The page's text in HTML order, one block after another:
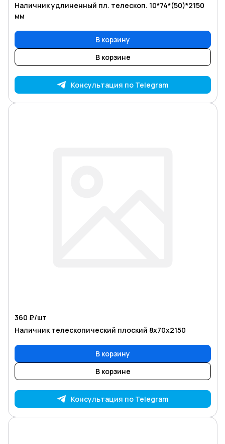
Наличник удлиненный пл. телескоп. 10*74*(50)*2150
мм
В корзину
В корзине
Консультация по Telegram
360 ₽/шт
Наличник телескопический плоский 8х70х2150
В корзину
В корзине
Консультация по Telegram